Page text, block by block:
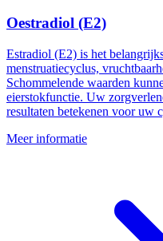
Oestradiol (E2)
Estradiol (E2) is het
menstruatiecyclus,
Schommelende waarden
eierstokfunctie. Uw
resultaten betekenen voor uw
Meer informatie